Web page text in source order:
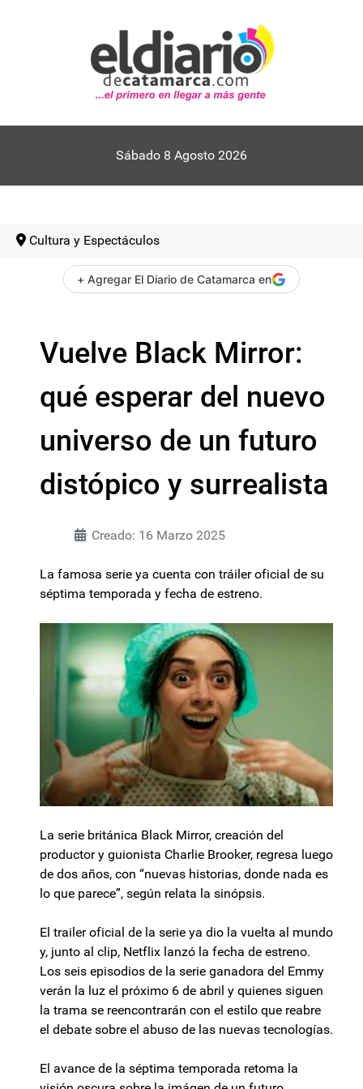
Sábado 8 Agosto 2026
Cultura y Espectáculos
+ Agregar El Diario de Catamarca en
Vuelve Black Mirror:
qué esperar del nuevo
universo de un futuro
distópico y surrealista
Creado: 16 Marzo 2025
La famosa serie ya cuenta con tráiler oficial de su
séptima temporada y fecha de estreno.
La serie británica Black Mirror, creación del
productor y guionista Charlie Brooker, regresa luego
de dos años, con “nuevas historias, donde nada es
lo que parece”, según relata la sinópsis.
El trailer oficial de la serie ya dio la vuelta al mundo
y, junto al clip, Netflix lanzó la fecha de estreno.
Los seis episodios de la serie ganadora del Emmy
verán la luz el próximo 6 de abril y quienes siguen
la trama se reencontrarán con el estilo que reabre
el debate sobre el abuso de las nuevas tecnologías.
El avance de la séptima temporada retoma la